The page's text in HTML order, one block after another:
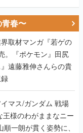
春〜
取材マンガ『若ゲの
。『ポケモン』田尻
遠藤雅伸さんらの貴
ス/ガンダム 戦場
様のわがままなニー
一朗が貫く姿勢に、